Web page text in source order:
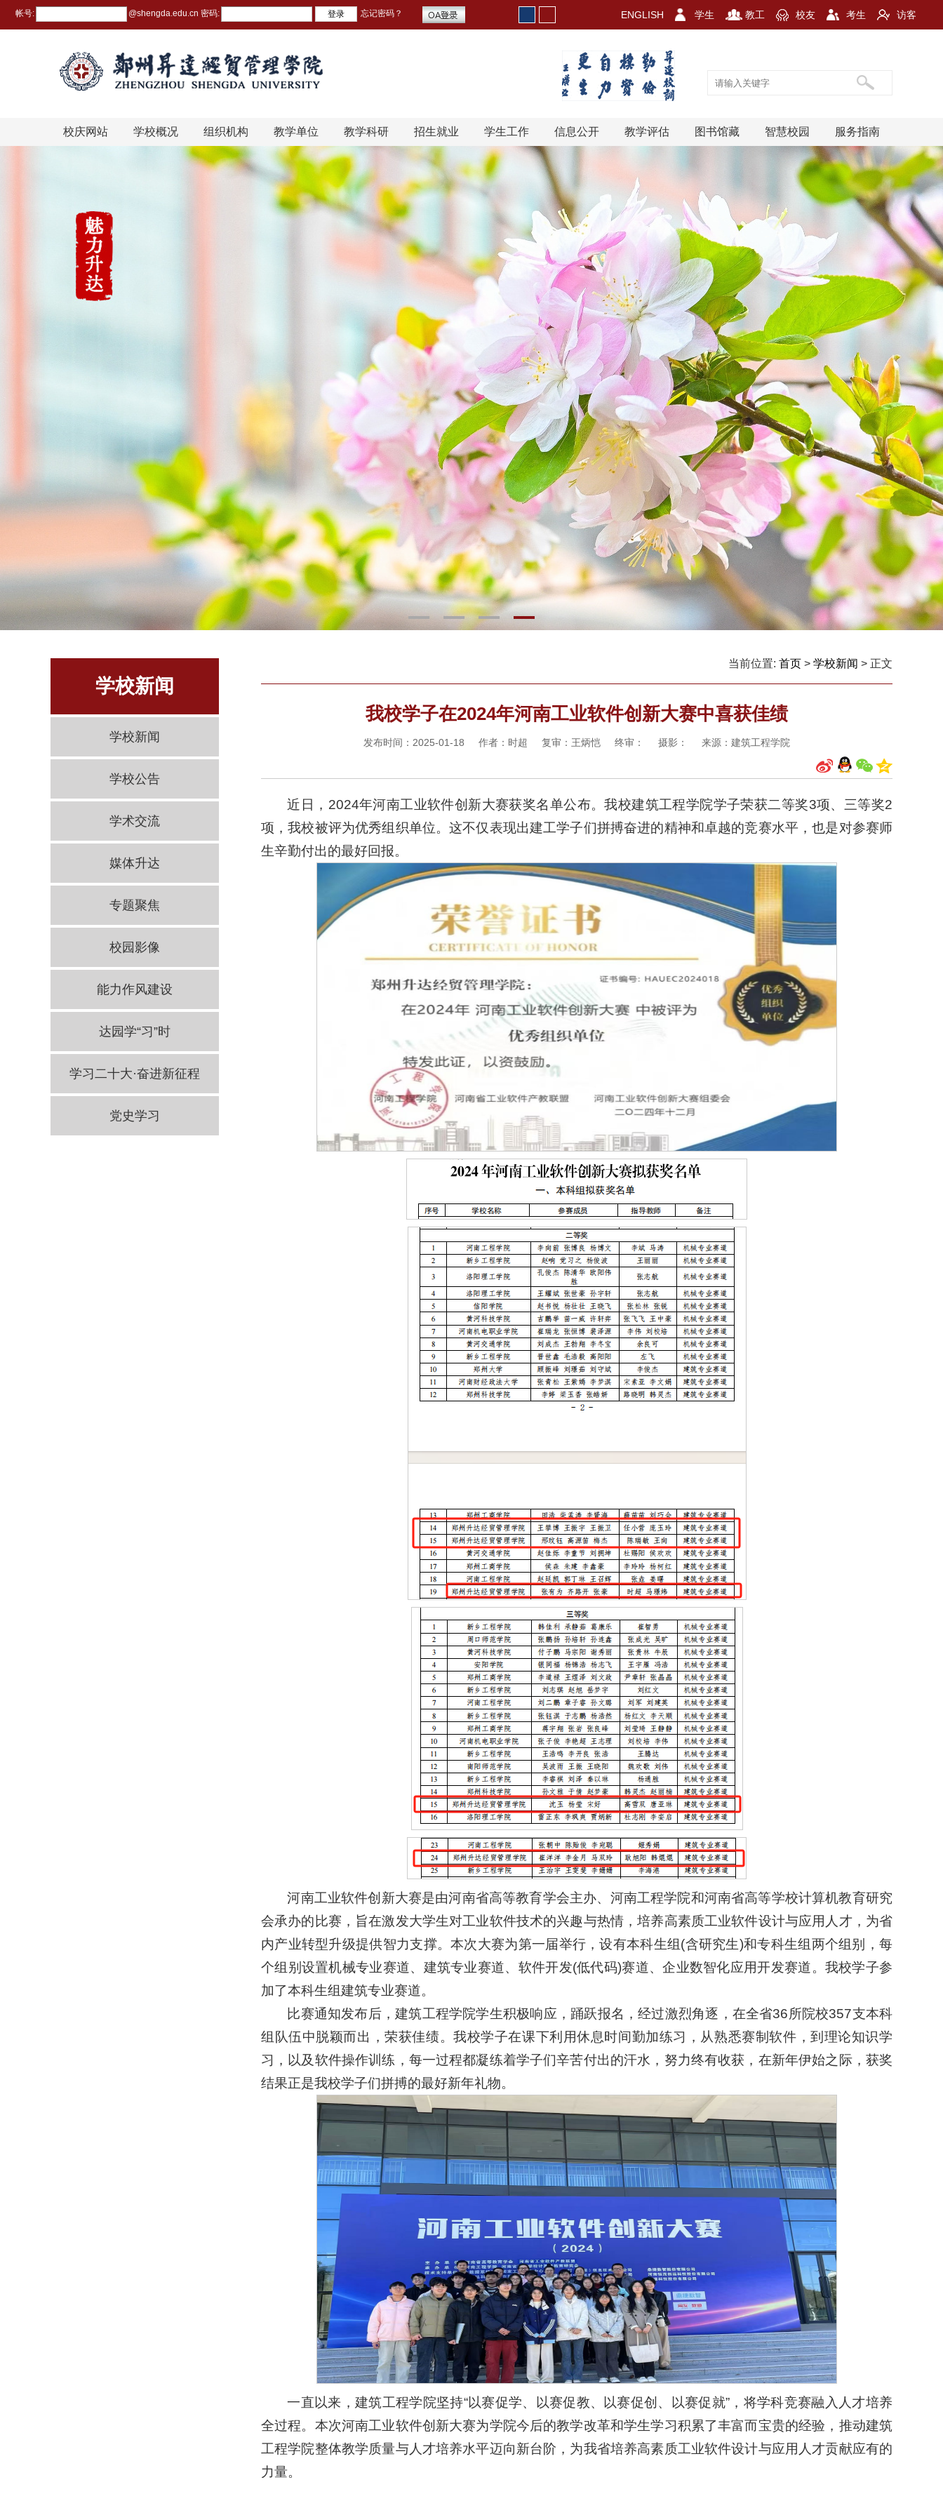
帐号: @shengda.edu.cn 密码: 忘记密码？ ENGLISH 学生 教工 校友 考生 访客
校庆网站 学校概况 组织机构 教学单位 教学科研 招生就业 学生工作 信息公开 教学评估 图书馆藏 智慧校园 服务指南
3
学校新闻
学校新闻
学校公告
学术交流
媒体升达
专题聚焦
校园影像
能力作风建设
达园学“习”时
学习二十大·奋进新征程
党史学习
当前位置: 首页 > 学校新闻 > 正文
我校学子在2024年河南工业软件创新大赛中喜获佳绩
发布时间：2025-01-18 作者：时超 复审：王炳恺 终审： 摄影： 来源：建筑工程学院
近日，2024年河南工业软件创新大赛获奖名单公布。我校建筑工程学院学子荣获二等奖3项、三等奖2
项，我校被评为优秀组织单位。这不仅表现出建工学子们拼搏奋进的精神和卓越的竞赛水平，也是对参赛师
生辛勤付出的最好回报。
河南工业软件创新大赛是由河南省高等教育学会主办、河南工程学院和河南省高等学校计算机教育研究
会承办的比赛，旨在激发大学生对工业软件技术的兴趣与热情，培养高素质工业软件设计与应用人才，为省
内产业转型升级提供智力支撑。本次大赛为第一届举行，设有本科生组(含研究生)和专科生组两个组别，每
个组别设置机械专业赛道、建筑专业赛道、软件开发(低代码)赛道、企业数智化应用开发赛道。我校学子参
加了本科生组建筑专业赛道。
比赛通知发布后，建筑工程学院学生积极响应，踊跃报名，经过激烈角逐，在全省36所院校357支本科
组队伍中脱颖而出，荣获佳绩。我校学子在课下利用休息时间勤加练习，从熟悉赛制软件，到理论知识学
习，以及软件操作训练，每一过程都凝练着学子们辛苦付出的汗水，努力终有收获，在新年伊始之际，获奖
结果正是我校学子们拼搏的最好新年礼物。
一直以来，建筑工程学院坚持“以赛促学、以赛促教、以赛促创、以赛促就”，将学科竞赛融入人才培养
全过程。本次河南工业软件创新大赛为学院今后的教学改革和学生学习积累了丰富而宝贵的经验，推动建筑
工程学院整体教学质量与人才培养水平迈向新台阶，为我省培养高素质工业软件设计与应用人才贡献应有的
力量。